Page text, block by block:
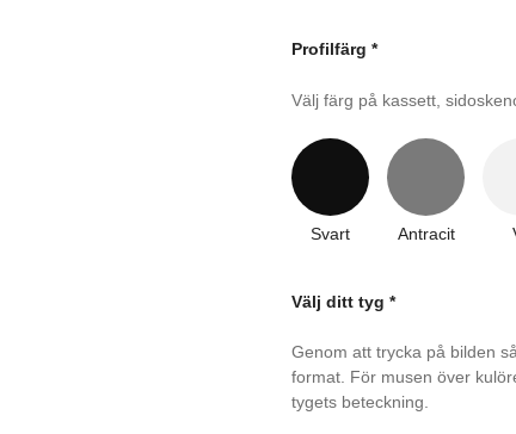
Profilfärg *
Välj färg på kassett,
Svart Antracit
Välj ditt tyg *
Genom att trycka på bilden
format. För musen över
tygets beteckning.